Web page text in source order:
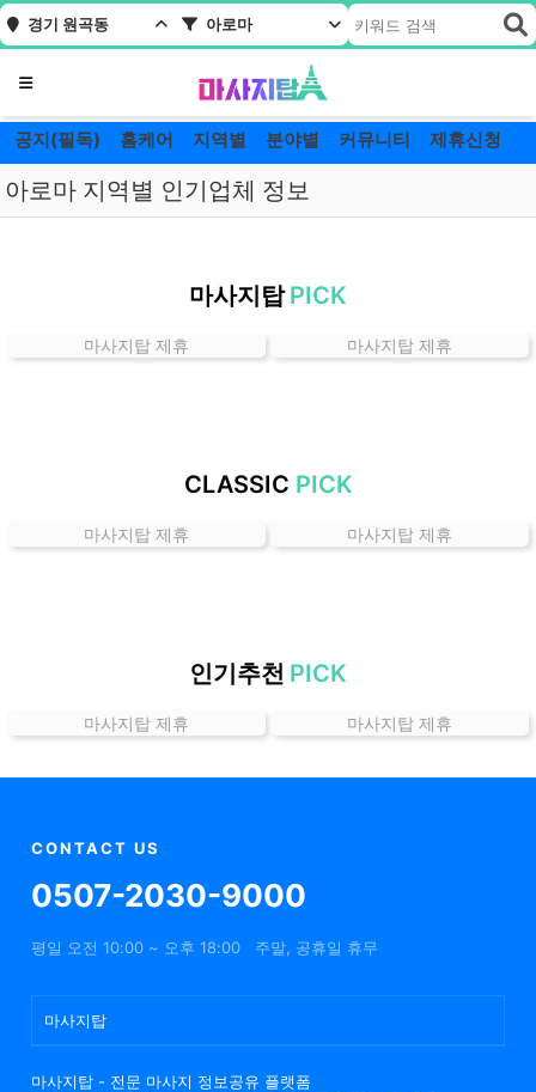
경기 원곡동 아로마
메뉴
공지(필독) 홈케어 지역별 분야별 커뮤니티 제휴신청
아로마 지역별 인기업체 정보
동
곳
인
보
마사지탑 PICK
마사지탑 제휴 마사지탑 제휴
CLASSIC PICK
마사지탑 제휴 마사지탑 제휴
인기추천 PICK
마사지탑 제휴 마사지탑 제휴
CONTACT US
0507-2030-9000
평일 오전 10:00 ~ 오후 18:00 주말, 공휴일 휴무
마사지탑
마사지탑 - 전문 마사지 정보공유 플랫폼